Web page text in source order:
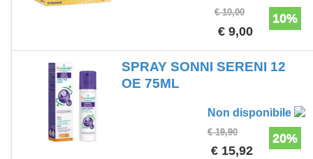
10%
€ 10,00
€ 9,00
SPRAY SONNI SERENI 12
OE 75ML
Non disponibile
20%
€ 19,90
€ 15,92